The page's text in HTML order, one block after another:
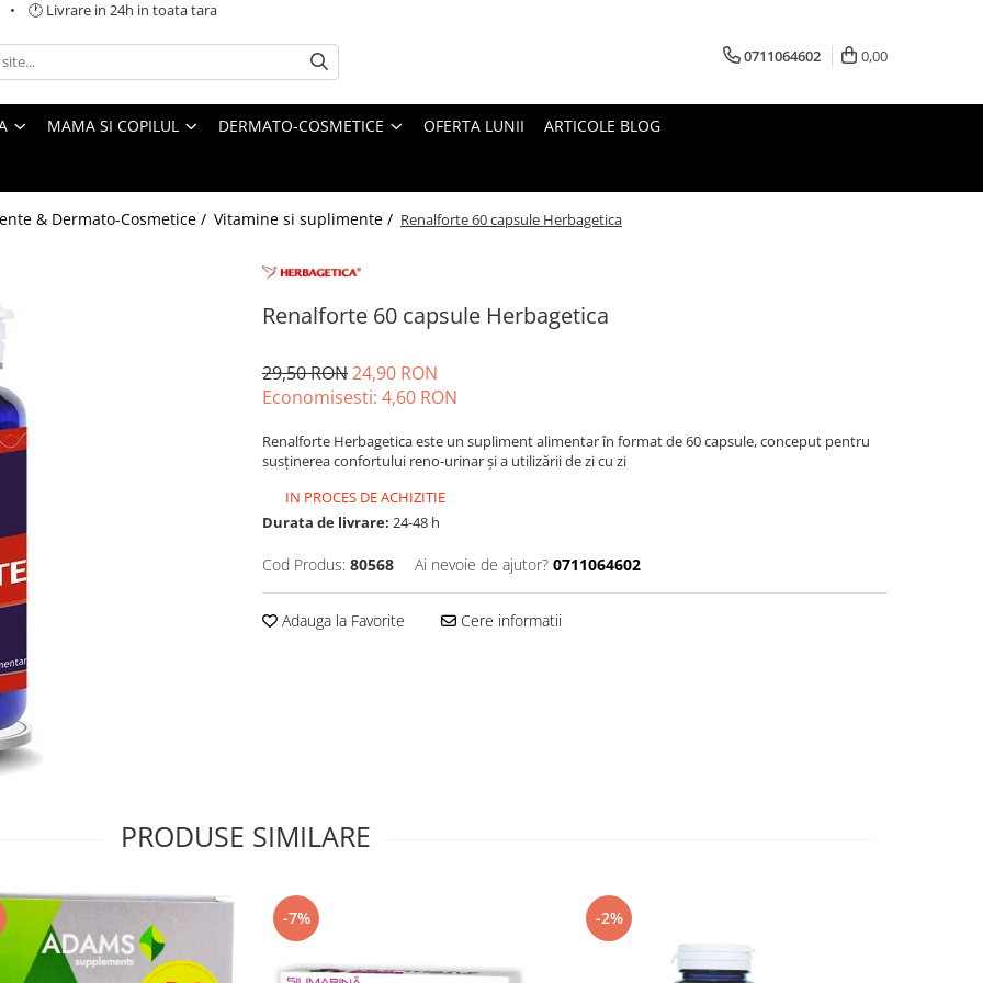
• 🕐 Livrare in 24h in toata tara
0711064602 0,00
MAMA SI COPILUL DERMATO-COSMETICE OFERTA LUNII ARTICOLE BLOG
& Dermato-Cosmetice / Vitamine si suplimente / Renalforte 60 capsule Herbagetica
Renalforte 60 capsule Herbagetica
29,50 RON24,90 RON
Economisesti: 4,60 RON
Renalforte Herbagetica este un supliment alimentar în format de 60 capsule, conceput pentru
susținerea confortului reno-urinar și a utilizării de zi cu zi
IN PROCES DE ACHIZITIE
Durata de livrare: 24-48 h
Cod Produs: 80568 Ai nevoie de ajutor? 0711064602
Adauga la Favorite Cere informatii
PRODUSE SIMILARE
-7% -2%